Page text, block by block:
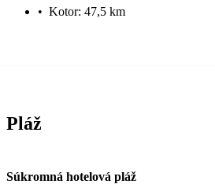
• Kotor: 47,5 km
Pláž
Súkromná hotelová pláž